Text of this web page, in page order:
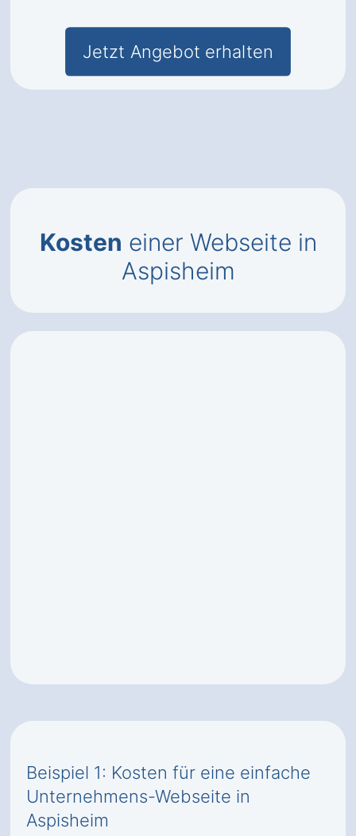
Jetzt Angebot erhalten
Kosten einer Webseite in
Aspisheim
Beispiel 1: Kosten für eine einfache
Unternehmens-Webseite in
Aspisheim